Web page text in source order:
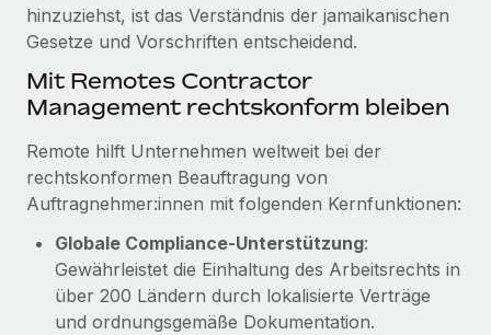
Compliance Watchtower
Lückenlose Compliance
Geräteverwaltung
Globale Bereitstellung und Verfolgung von IT-
Geräten
Gründung von Niederlassungen
Niederlassungen
Mobilität und Relocation
Mühelose Relocation von Mitarbeiter:innen
Remote um 120 % vergrößert
Open-Source-Infrastrukturen. Das...
Mehr erfahren
Strategische Partnerschaft zwischen
Management und Payroll
Reverse Tech auf einen Blick Das Gesundheits- und
Wellness-Startup Reverse Tech hat das globale...
BLOG
Globale Payroll
Contractor Management
Steuern
Den Blog erkunden
hinzuziehst, ist das Verständnis der jamaikanischen
Gesetze und Vorschriften entscheidend.
Mit Remotes Contractor
Management rechtskonform bleiben
Remote hilft Unternehmen weltweit bei der
rechtskonformen Beauftragung von
Auftragnehmer:innen mit folgenden Kernfunktionen:
Globale Compliance‑Unterstützung:
Gewährleistet die Einhaltung des Arbeitsrechts in
über 200 Ländern durch lokalisierte Verträge
und ordnungsgemäße Dokumentation.